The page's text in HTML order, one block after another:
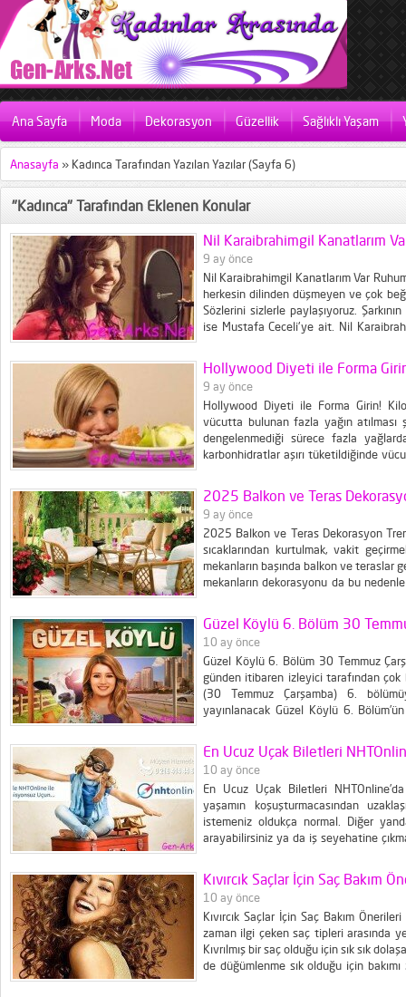
Ana Sayfa Moda Dekorasyon Güzellik Sağlıklı Yaşam
Anasayfa » Kadınca Tarafından Yazılan Yazılar(Sayfa 6)
"Kadınca" Tarafından Eklenen Konular
Nil Karaibrahimgil Kanatlarım
9 ay önce
Nil Karaibrahimgil Kanatlarım Var
herkesin dilinden düşmeyen ve çok
Sözlerini sizlerle paylaşıyoruz.
ise Mustafa Ceceli'ye ait. Nil
Hollywood Diyeti ile Forma
9 ay önce
Hollywood Diyeti ile Forma Girin! Kilo
vücutta bulunan fazla yağın atılması
dengelenmediği sürece fazla
karbonhidratlar aşırı tüketildiğinde
bir prensibe dayanıyor: karbonhidratları
2025 Balkon ve Teras
9 ay önce
2025 Balkon ve Teras Dekorasyon
sıcaklarından kurtulmak, vakit
mekanların başında balkon ve teraslar
mekanların dekorasyonu da bu
Güzel Köylü 6. Bölüm 30
10 ay önce
Güzel Köylü 6. Bölüm 30 Temmuz
günden itibaren izleyici tarafından
(30 Temmuz Çarşamba) 6.
yayınlanacak Güzel Köylü 6.
En Ucuz Uçak Biletleri
10 ay önce
En Ucuz Uçak Biletleri
yaşamın koşuşturmacasından
istemeniz oldukça normal. Diğer
arayabilirsiniz ya da iş seyehatine
bir sistemden bahsedeceğim. Tatile...
Kıvırcık Saçlar İçin Saç Bakım
10 ay önce
Kıvırcık Saçlar İçin Saç Bakım
zaman ilgi çeken saç tipleri arasında
Kıvrılmış bir saç olduğu için sık sık
de düğümlenme sık olduğu için bakımı